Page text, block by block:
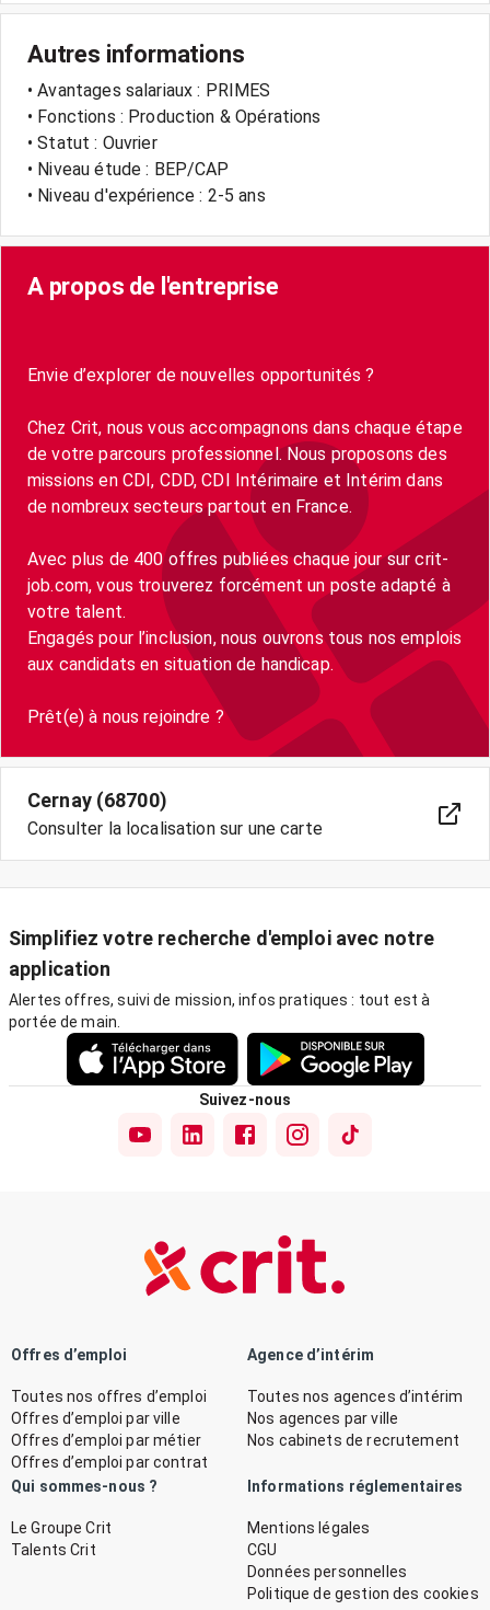
Autres informations
• Avantages salariaux : PRIMES
• Fonctions : Production & Opérations
• Statut : Ouvrier
• Niveau étude : BEP/CAP
• Niveau d'expérience : 2-5 ans
A propos de l'entreprise
Envie d’explorer de nouvelles opportunités ?
Chez Crit, nous vous accompagnons dans chaque étape
de votre parcours professionnel. Nous proposons des
missions en CDI, CDD, CDI Intérimaire et Intérim dans
de nombreux secteurs partout en France.
Avec plus de 400 offres publiées chaque jour sur crit-
job.com, vous trouverez forcément un poste adapté à
votre talent.
Engagés pour l’inclusion, nous ouvrons tous nos emplois
aux candidats en situation de handicap.
Cernay (68700)
Consulter la localisation sur une carte
Simplifiez votre recherche d'emploi avec notre
application
Alertes offres, suivi de mission, infos pratiques : tout est à
portée de main.
Suivez-nous
Offres d’emploi
Toutes nos offres d’emploi
Offres d’emploi par ville
Offres d’emploi par métier
Offres d’emploi par contrat
Agence d’intérim
Toutes nos agences d’intérim
Nos agences par ville
Nos cabinets de recrutement
Qui sommes-nous ?
Le Groupe Crit
Talents Crit
Informations réglementaires
Mentions légales
CGU
Données personnelles
Politique de gestion des cookies